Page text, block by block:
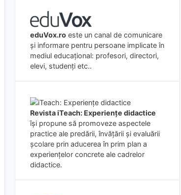
eduVox.ro este un canal de comunicare
și informare pentru persoane implicate în
mediul educațional: profesori, directori,
elevi, studenți etc..
Revista iTeach: Experienţe didactice
îşi propune să promoveze aspectele
practice ale predării, învăţării şi evaluării
şcolare prin aducerea în prim plan a
experienţelor concrete ale cadrelor
didactice.